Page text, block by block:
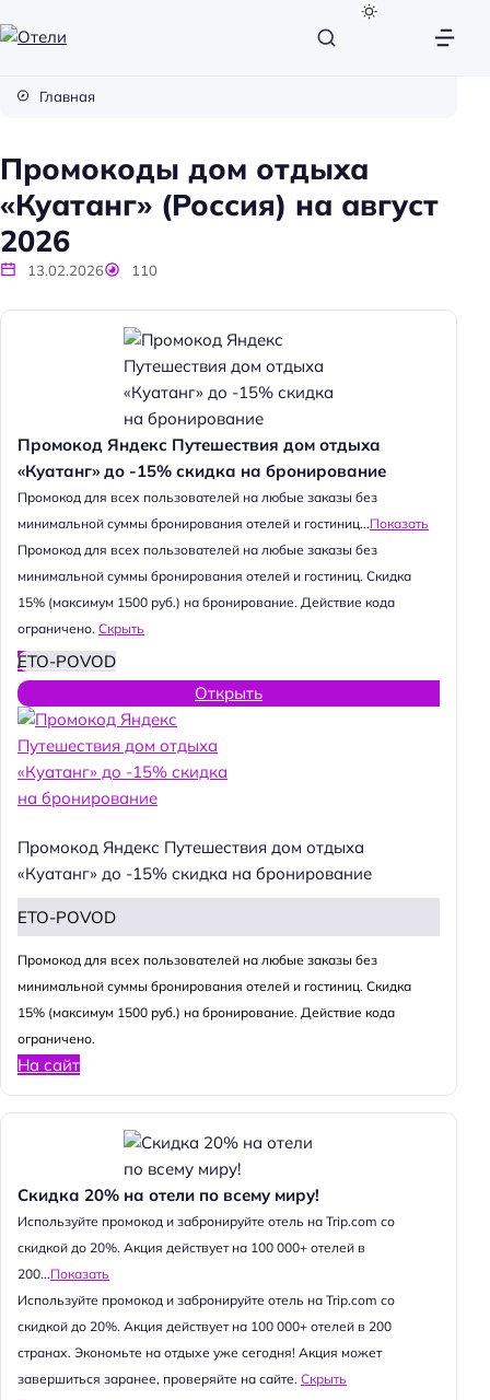
и
Главная
Промокоды дом отдыха
«Куатанг» (Россия) на август
2026
13.02.2026 110
Промокод Яндекс Путешествия дом отдыха
«Куатанг» до -15% скидка на бронирование
Промокод для всех пользователей на любые заказы без
минимальной суммы бронирования отелей и гостиниц...Показать
Промокод для всех пользователей на любые заказы без
минимальной суммы бронирования отелей и гостиниц. Скидка
15% (максимум 1500 руб.) на бронирование. Действие кода
ограничено. Скрыть
ETO-POVOD
Открыть
Промокод Яндекс Путешествия дом отдыха
«Куатанг» до -15% скидка на бронирование
ETO-POVOD
Промокод для всех пользователей на любые заказы без
минимальной суммы бронирования отелей и гостиниц. Скидка
15% (максимум 1500 руб.) на бронирование. Действие кода
ограничено.
На сайт
Скидка 20% на отели по всему миру!
Используйте промокод и забронируйте отель на Trip.com со
скидкой до 20%. Акция действует на 100 000+ отелей в
200...Показать
Используйте промокод и забронируйте отель на Trip.com со
скидкой до 20%. Акция действует на 100 000+ отелей в 200
странах. Экономьте на отдыхе уже сегодня! Акция может
завершиться заранее, проверяйте на сайте. Скрыть